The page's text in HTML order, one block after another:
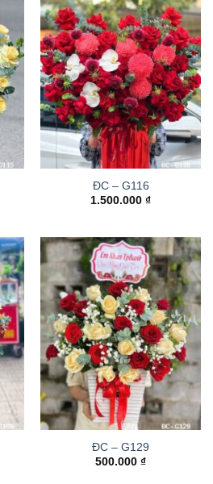
ĐC – G116
1.500.000 ₫
ĐC – G129
500.000 ₫